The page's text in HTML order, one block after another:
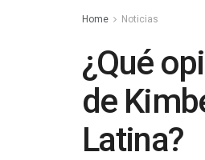
Home Noticias
¿Qué
de
Latina?